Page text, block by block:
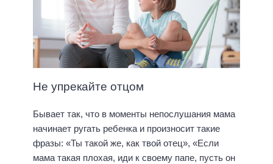
Не упрекайте отцом
Бывает так, что в моменты непослушания мама
начинает ругать ребенка и произносит такие
фразы: «Ты такой же, как твой отец», «Если
мама такая плохая, иди к своему папе, пусть он